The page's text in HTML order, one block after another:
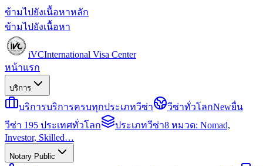
ข้ามไปยังเนื้อหาหลัก
ข้ามไปยังเนื้อหา
iVCInternational Visa Center
หน้าแรก
บริการ
บริการบริการครบทุกประเภทวีซ่า วีซ่าทั่วโลกNewยื่น
วีซ่า 195 ประเทศทั่วโลก
ประเภทวีซ่า8 หมวด: Nomad,
Investor, Skilled…
Notary Public